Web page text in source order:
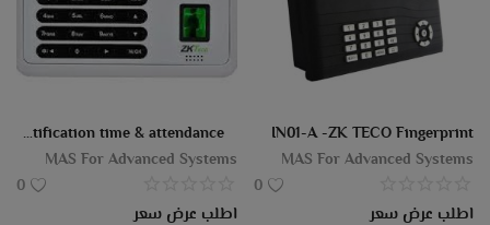
IN01-A -ZK TECO Fingerprint
MAS For Advanced Systems
0
اطلب عرض سعر
P160 ZK-TECO multi-biometric identification time & attendance
MAS For Advanced Systems
0
اطلب عرض سعر